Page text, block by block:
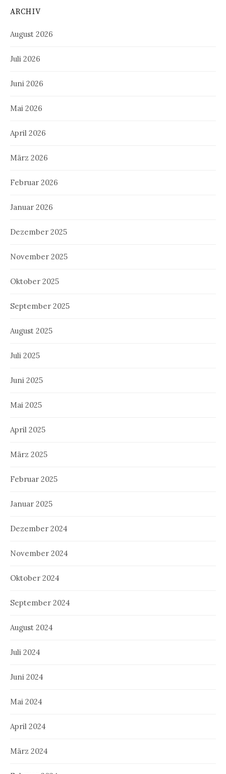
ARCHIV
August 2026
Juli 2026
Juni 2026
Mai 2026
April 2026
März 2026
Februar 2026
Januar 2026
Dezember 2025
November 2025
Oktober 2025
September 2025
August 2025
Juli 2025
Juni 2025
Mai 2025
April 2025
März 2025
Februar 2025
Januar 2025
Dezember 2024
November 2024
Oktober 2024
September 2024
August 2024
Juli 2024
Juni 2024
Mai 2024
April 2024
März 2024